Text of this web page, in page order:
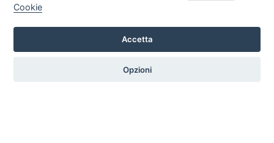
Mobili Di Palma
Via di Ogliara 89, 84135, Salerno
Tel. +39 089281193 / +39 3358372617 Email:
Cookie
Accetta
Opzioni